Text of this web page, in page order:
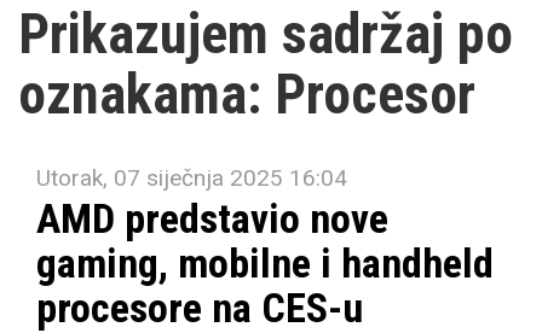
Prikazujem sadržaj po
oznakama: Procesor
Utorak, 07 siječnja 2025 16:04
AMD predstavio nove
gaming, mobilne i handheld
procesore na CES-u